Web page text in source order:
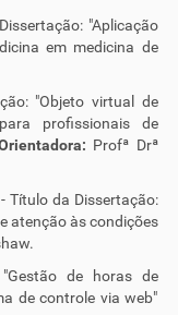
"Aplicação
em medicina de
"Objeto virtual de
profissionais de
Profª Drª
Título da Dissertação:
atenção às condições
de horas de
de controle via web"